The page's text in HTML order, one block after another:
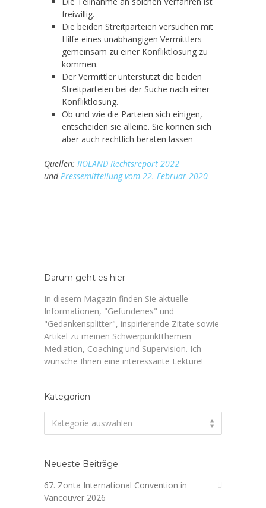
freiwillig.
Die beiden Streitparteien versuchen mit
Hilfe eines unabhängigen Vermittlers
gemeinsam zu einer Konfliktlösung zu
kommen.
Der Vermittler unterstützt die beiden
Streitparteien bei der Suche nach einer
Konfliktlösung.
Ob und wie die Parteien sich einigen,
entscheiden sie alleine. Sie können sich
aber auch rechtlich beraten lassen
Quellen: ROLAND Rechtsreport 2022
undPressemitteilung vom 22. Februar 2020
Darum geht es hier
In diesem Magazin finden Sie aktuelle
Informationen, "Gefundenes" und
"Gedankensplitter", inspirierende Zitate sowie
Artikel zu meinen Schwerpunktthemen
Mediation, Coaching und Supervision. Ich
wünsche Ihnen eine interessante Lektüre!
Kategorien
Kategorie auswählen
Neueste Beiträge
67. Zonta International Convention in
Vancouver 2026